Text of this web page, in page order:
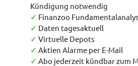
Kündigung notwendig
✓ Finanzoo
✓ Daten tagesaktuell
✓ Virtuelle Depots
✓ Aktien Alarme per E-Mail
✓ Abo jederzeit kündbar zum